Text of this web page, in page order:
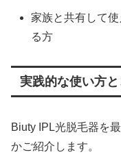
家族と共有して
る方
実践的な使い方
Biuty IPL光脱毛器を
かご紹介します。